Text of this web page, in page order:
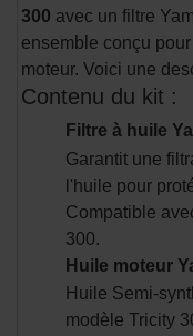
300 avec un filtre
ensemble conçu
moteur. Voici une
Contenu du kit :
Filtre à huile
Garantit une
l'huile pour
Compatible
300.
Huile moteur
Huile Semi-
modèle Tricity